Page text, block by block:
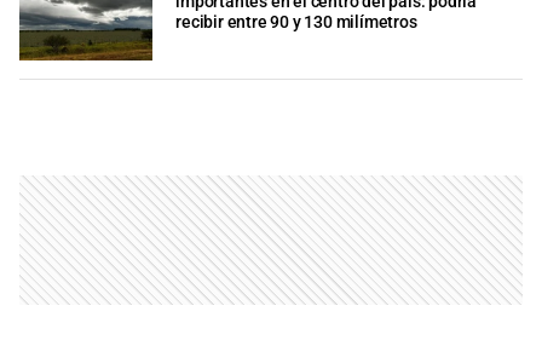
recibir entre 90 y 130 milímetros